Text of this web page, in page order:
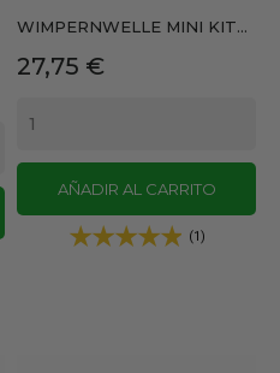
WIMPERNWELLE MINI KIT...
Precio
27,75 €
AÑADIR AL CARRITO
(1)